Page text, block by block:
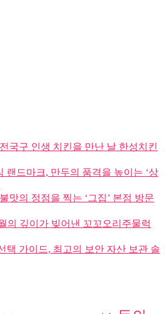
국구 인생 치킨을 만난 날 한성치킨
랜드마크, 만두의 품격을 높이는 ‘상
맛의 정점을 찍는 ‘그집’ 본점 방문
의 깊이가 빚어낸 꼬꼬오리주물럭
택 가이드, 최고의 보안 자산 보관 솔